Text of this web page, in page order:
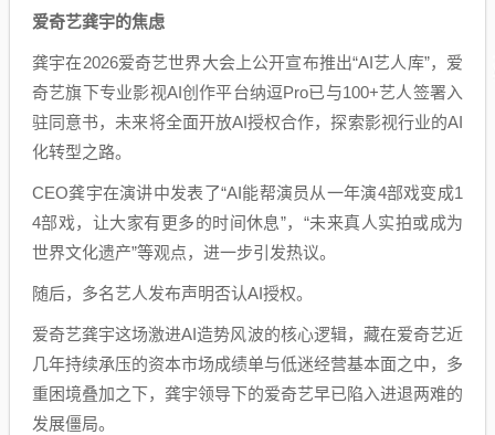
爱奇艺龚宇的焦虑
龚宇在2026爱奇艺世界大会上公开宣布推出“AI艺人库”，爱
奇艺旗下专业影视AI创作平台纳逗Pro已与100+艺人签署入
驻同意书，未来将全面开放AI授权合作，探索影视行业的AI
化转型之路。
CEO龚宇在演讲中发表了“AI能帮演员从一年演4部戏变成1
4部戏，让大家有更多的时间休息”，“未来真人实拍或成为
世界文化遗产”等观点，进一步引发热议。
随后，多名艺人发布声明否认AI授权。
爱奇艺龚宇这场激进AI造势风波的核心逻辑，藏在爱奇艺近
几年持续承压的资本市场成绩单与低迷经营基本面之中，多
重困境叠加之下，龚宇领导下的爱奇艺早已陷入进退两难的
发展僵局。